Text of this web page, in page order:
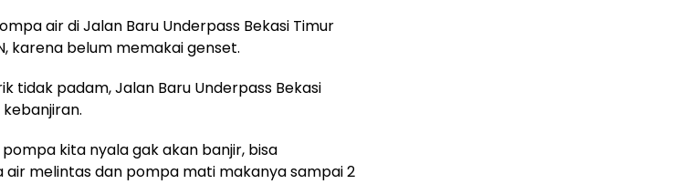
air di Jalan Baru Underpass Bekasi Timur
karena belum memakai genset.
tidak padam, Jalan Baru Underpass Bekasi
kita nyala gak akan banjir, bisa
melintas dan pompa mati makanya sampai 2